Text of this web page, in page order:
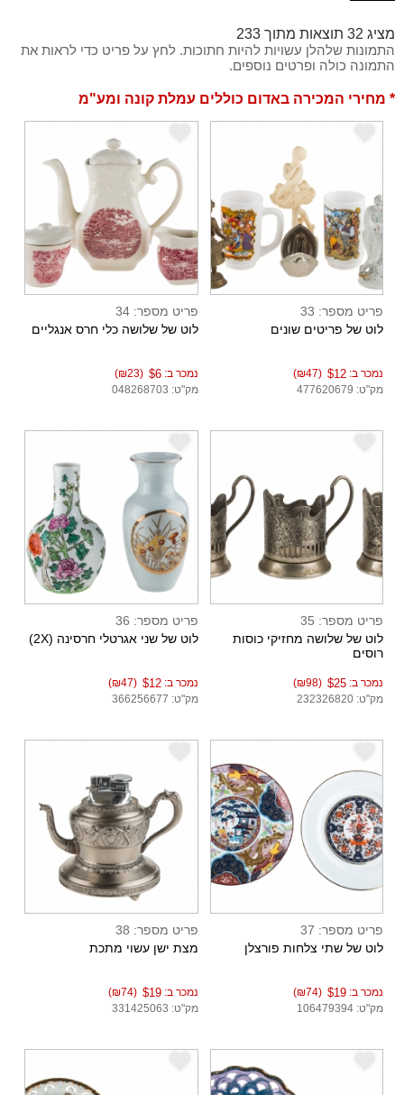
מציג 32 תוצאות מתוך 233
התמונות שלהלן עשויות להיות חתוכות. לחץ על פריט כדי לראות את
התמונה כולה ופרטים נוספים.
* מחירי המכירה באדום כוללים עמלת קונה ומע"מ
פריט מספר: 33
לוט של פריטים שונים
נמכר ב: $12
(₪47)
מק"ט: 477620679
פריט מספר: 34
לוט של שלושה כלי חרס אנגליים
נמכר ב:$6
(₪23)
מק"ט: 048268703
פריט מספר: 35
לוט של שלושה מחזיקי כוסות
רוסים
נמכר ב: $25
(₪98)
מק"ט: 232326820
פריט מספר: 36
לוט של שני אגרטלי חרסינה (2X)
נמכר ב:$12
(₪47)
מק"ט: 366256677
פריט מספר: 37
לוט של שתי צלחות פורצלן
נמכר ב: $19
(₪74)
מק"ט: 106479394
פריט מספר: 38
מצת ישן עשוי מתכת
נמכר ב:$19
(₪74)
מק"ט: 331425063